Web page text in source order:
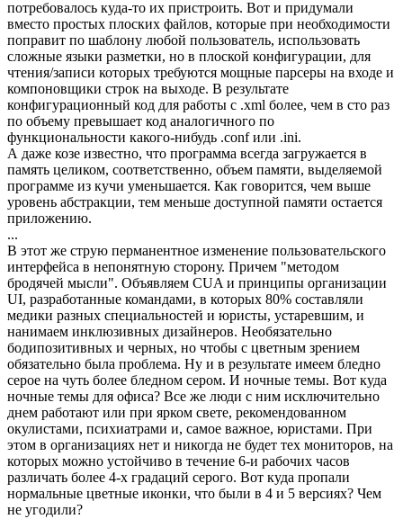
потребовалось куда-то их пристроить. Вот и придумали
вместо простых плоских файлов, которые при необходимости
поправит по шаблону любой пользователь, использовать
сложные языки разметки, но в плоской конфигурации, для
чтения/записи которых требуются мощные парсеры на входе и
компоновщики строк на выходе. В результате
конфигурационный код для работы с .xml более, чем в сто раз
по объему превышает код аналогичного по
функциональности какого-нибудь .conf или .ini.
А даже козе известно, что программа всегда загружается в
память целиком, соответственно, объем памяти, выделяемой
программе из кучи уменьшается. Как говорится, чем выше
уровень абстракции, тем меньше доступной памяти остается
приложению.
...
В этот же струю перманентное изменение пользовательского
интерфейса в непонятную сторону. Причем "методом
бродячей мысли". Объявляем CUA и принципы организации
UI, разработанные командами, в которых 80% составляли
медики разных специальностей и юристы, устаревшим, и
нанимаем инклюзивных дизайнеров. Необязательно
бодипозитивных и черных, но чтобы с цветным зрением
обязательно была проблема. Ну и в результате имеем бледно
серое на чуть более бледном сером. И ночные темы. Вот куда
ночные темы для офиса? Все же люди с ним исключительно
днем работают или при ярком свете, рекомендованном
окулистами, психиатрами и, самое важное, юристами. При
этом в организациях нет и никогда не будет тех мониторов, на
которых можно устойчиво в течение 6-и рабочих часов
различать более 4-х градаций серого. Вот куда пропали
нормальные цветные иконки, что были в 4 и 5 версиях? Чем
не угодили?